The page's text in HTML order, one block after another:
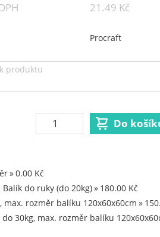
21.49 Kč
Procraft
0.00 Kč
Balík do ruky (do 20kg)
180.00 Kč
max. rozměr balíku 120x60x60cm
do 30kg, max. rozměr balíku